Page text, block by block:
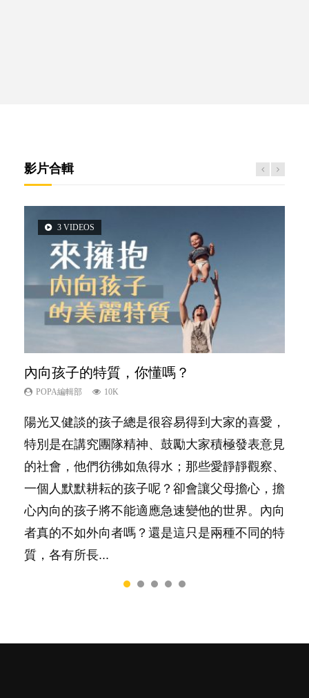
影片合輯
3 VIDEOS
內向孩子的特質，你懂嗎？
POPA編輯部 10K
陽光又健談的孩子總是很容易得到大家的喜愛，
特別是在講究團隊精神、鼓勵大家積極發表意見
的社會，他們彷彿如魚得水；那些愛靜靜觀察、
一個人默默耕耘的孩子呢？卻會讓父母擔心，擔
心內向的孩子將不能適應急速變他的世界。內向
者真的不如外向者嗎？還是這只是兩種不同的特
質，各有所長...
5 VIDEOS
夫妻必看！經營婚姻，沒捷徑
POPA編輯部 22.9K
你是不是也曾經以為只要跟相愛的人結婚，就自
然能走到白頭，但生了孩子卻發現事情不如你所
料？ 經營婚姻，不如我們想像的簡單，卻也不
是大家說得那麼難。一起來認識婚姻的真相！...
14 VIDEOS
新手父母不用怕
POPA編輯部 16.3K
相信許多人初為人父母，由懷孕開始到孩子呱呱
落地，心中都有數之不盡的問題～這裡一次過集
合我們以往製作過的相關短片。 這段路讓我們
跟你同行～...
2 VIDEOS
想孩子學好外語，點做好？
POPA編輯部 9.9K
有人話學多種語言越早開始越好，有人卻說一時
間太多語言，會令孩子感到混淆，到底誰是誰
非？聽聽專家怎樣說，解開語言學習的迷思～...
6 VIDEOS
孩子能力天注定？
POPA編輯部 7.9K
很多父母都希望孩子係個「叻仔叻女」，學業別
太差，日常自理井井有條。這樣的孩子是萬中無
一，還是魚與熊掌，不能兼得？...